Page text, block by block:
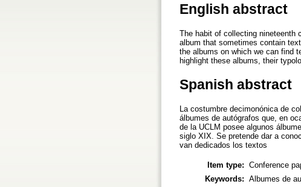
English abstract
The habit of collecting nineteenth
album that sometimes contain
the albums on which we can find
highlight these albums, their
Spanish abstract
La costumbre decimonónica de
álbumes de autógrafos que, en
de la UCLM posee algunos
siglo XIX. Se pretende dar a
van dedicados los textos
Item type: Conference
Keywords: Albumes de